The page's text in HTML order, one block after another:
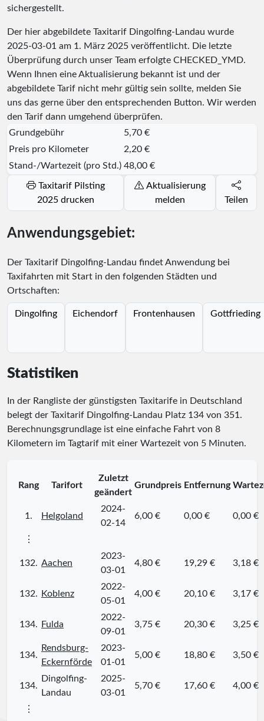
sichergestellt.
Der hier abgebildete Taxitarif Dingolfing-Landau wurde
2025-03-01 am 1. März 2025 veröffentlicht. Die letzte
Überprüfung durch unser Team erfolgte CHECKED_YMD.
Wenn Ihnen eine Aktualisierung bekannt ist und der
abgebildete Tarif nicht mehr gültig sein sollte, melden Sie
uns das gerne über den entsprechenden Button. Wir werden
den Tarif dann umgehend überprüfen.
Grundgebühr
5,70 €
Preis pro Kilometer
2,20 €
Stand-/Wartezeit (pro Std.) 48,00 €
Taxitarif Pilsting
2025 drucken
Aktualisierung
melden
Teilen
Anwendungsgebiet:
Der Taxitarif Dingolfing-Landau findet Anwendung bei
Taxifahrten mit Start in den folgenden Städten und
Ortschaften:
Dingolfing Eichendorf Frontenhausen Gottfrieding
Statistiken
In der Rangliste der günstigsten Taxitarife in Deutschland
belegt der Taxitarif Dingolfing-Landau Platz 134 von 351.
Berechnungsgrundlage ist eine einfache Fahrt von 8
Kilometern im Tagtarif mit einer Wartezeit von 5 Minuten.
Rang Tarifort
Zuletzt
geändert
Grundpreis Entfernung
1. Helgoland
2024-
02-14
6,00 € 0,00 € 0,00 €
⋮
132. Aachen
2023-
03-01
4,80 € 19,29 € 3,18 €
132. Koblenz
2022-
05-01
4,00 € 20,10 € 3,17 €
134. Fulda
2022-
09-01
3,75 € 20,30 € 3,25 €
134.
Rendsburg-
Eckernförde
2023-
01-01
5,00 € 18,80 € 3,50 €
134.
Dingolfing-
Landau
2025-
03-01
5,70 € 17,60 € 4,00 €
⋮